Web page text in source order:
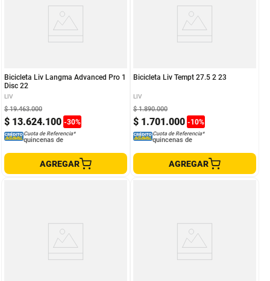
Bicicleta Liv Langma Advanced Pro 1
Disc 22
LIV
$ 13.624.100 -30%
$ 19.463.000
Cuota de Referencia*
quincenas de
AGREGAR
Bicicleta Liv Tempt 27.5 2 23
LIV
$ 1.701.000 -10%
$ 1.890.000
Cuota de Referencia*
quincenas de
AGREGAR